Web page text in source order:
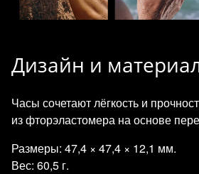
Дизайн и
Часы сочетают лёгкость и
из фторэластомера на основе
Размеры: 47,4 × 47,4 × 12,1 мм.
Вес: 60,5 г.